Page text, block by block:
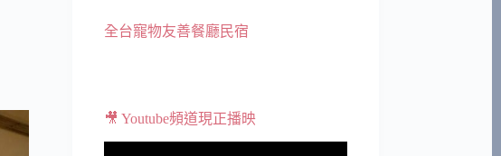
全台寵物友善餐廳民宿
🎥 Youtube頻道現正播映